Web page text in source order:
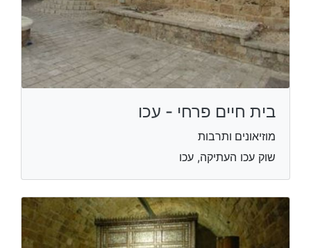
בית חיים פרחי - עכו
מוזיאונים ותרבות
שוק עכו העתיקה, עכו